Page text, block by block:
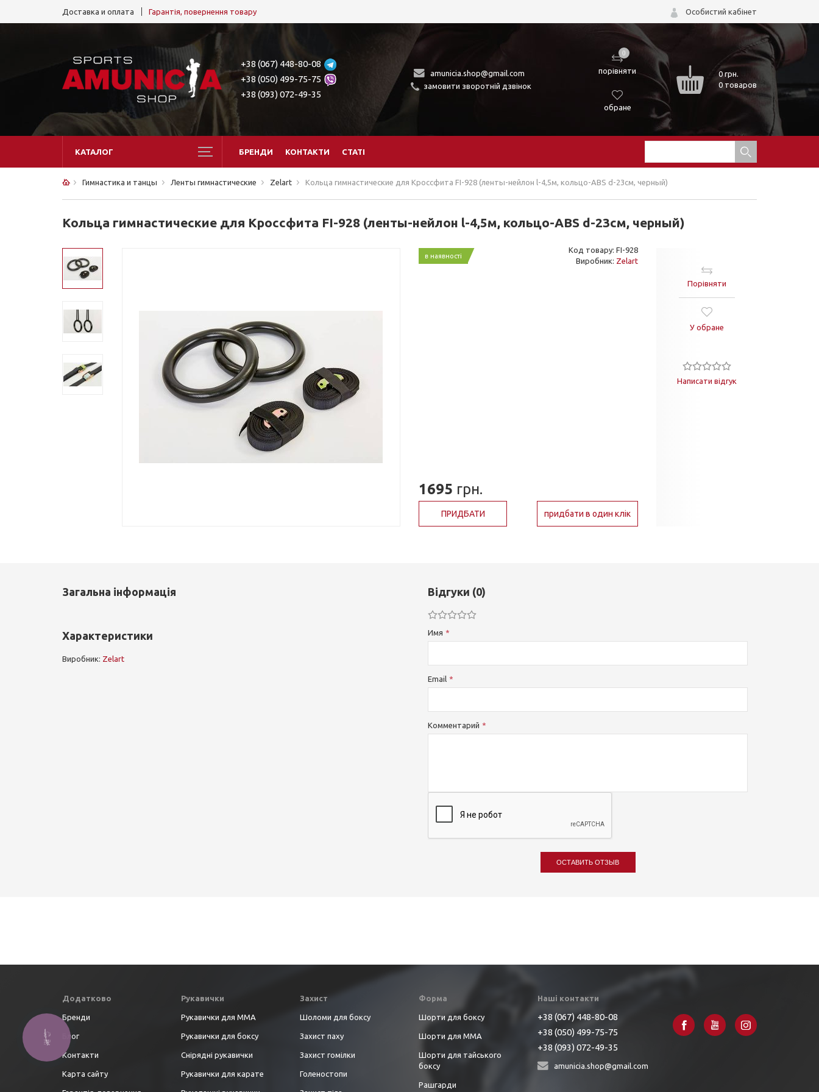
Доставка и оплата Гарантія, повернення товару Особистий кабінет
+38 (067) 448-80-08
+38 (050) 499-75-75
+38 (093) 072-49-35
amunicia.shop@gmail.com
замовити зворотній дзвінок
0
порівняти
обране
0грн.
0 товаров
КАТАЛОГ БРЕНДИ КОНТАКТИ СТАТІ
Гимнастика и танцы Ленты гимнастические Zelart Кольца гимнастические для Кроссфита FI-928 (ленты-нейлон l-4,5м, кольцо-ABS d-23см, черный)
Кольца гимнастические для Кроссфита FI-928 (ленты-нейлон l-4,5м, кольцо-ABS d-23см, черный)
в наявності
Код товару: FI-928
Виробник: Zelart
1695 грн.
ПРИДБАТИ придбати в один клік
Порівняти
У обране
Написати відгук
Загальна інформація
Характеристики
Виробник: Zelart
Відгуки (0)
Имя
Email
Комментарий
ОСТАВИТЬ ОТЗЫВ
Додатково
Бренди
Блог
Контакти
Карта сайту
Рукавички
Рукавички для ММА
Рукавички для боксу
Снірядні рукавички
Рукавички для карате
Захист
Шоломи для боксу
Захист паху
Захист гомілки
Голеностопи
Форма
Шорти для боксу
Шорти для ММА
Шорти для тайського
боксу
Рашгарди
Наші контакти
+38 (067) 448-80-08
+38 (050) 499-75-75
+38 (093) 072-49-35
amunicia.shop@gmail.com